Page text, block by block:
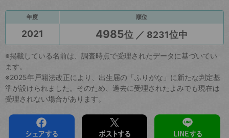
年度 順位
2021 4985位 ／ 8231位中
※掲載している名前は、調査時点で受理されたデータに基づいてい
ます。
※2025年戸籍法改正により、出生届の「ふりがな」に新たな判定基
準が設けられました。そのため、過去に受理されたよみでも現在は
受理されない場合があります。
シェアする ポストする LINEする